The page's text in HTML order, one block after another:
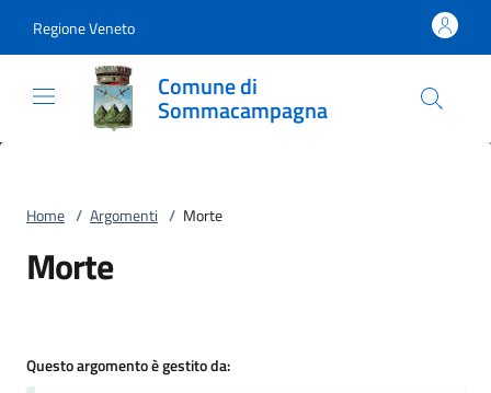
Regione Veneto
Comune di
Sommacampagna
Home / Argomenti / Morte
Morte
Questo argomento è gestito da: